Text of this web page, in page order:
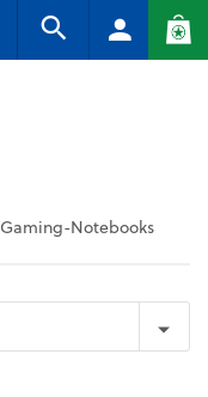
Gaming-Notebooks